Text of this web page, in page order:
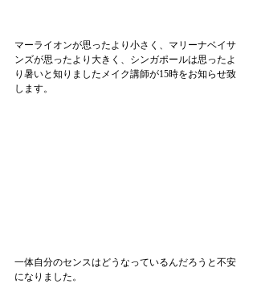
マーライオンが思ったより小さく、マリーナベイサ
ンズが思ったより大きく、シンガポールは思ったよ
り暑いと知りましたメイク講師が15時をお知らせ致
します。
一体自分のセンスはどうなっているんだろうと不安
になりました。